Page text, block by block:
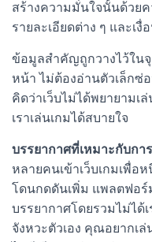
สร้างความมั่นใจนั้นด้วย
รายละเอียดต่าง ๆ และเงื่
ข้อมูลสำคัญถูกวางไว้ในจุ
หน้า ไม่ต้องอ่านตัวเล็กซ่
คิดว่าเว็บไม่ได้พยายามเ
เราเล่นเกมได้สบายใจ
บรรยากาศที่เหมาะกับกา
หลายคนเข้าเว็บเกมเพื่อ
โดนกดดันเพิ่ม แพลตฟอร์
บรรยากาศโดยรวมไม่ได้
จังหวะตัวเอง คุณอยากเ